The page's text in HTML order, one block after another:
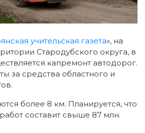
учительская газета», на
Стародубского округа, в
капремонт автодорог.
за средства областного и
более 8 км. Планируется, что
составит свыше 87 млн.